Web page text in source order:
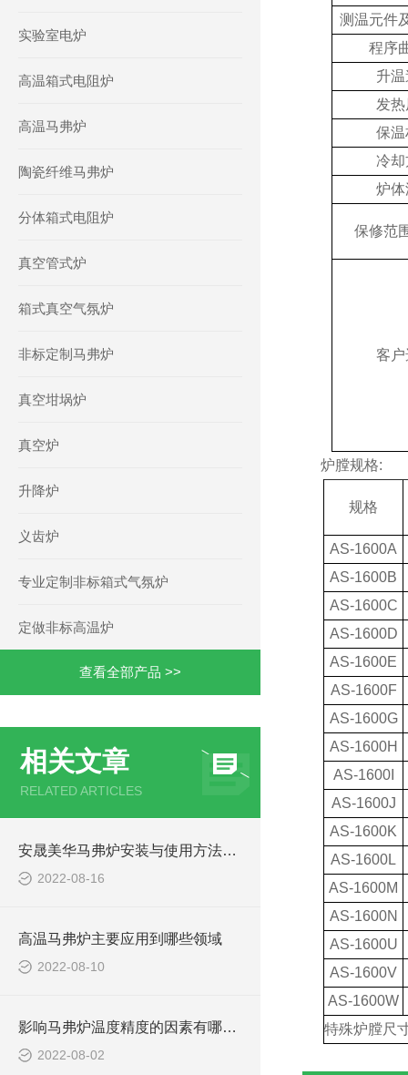
实验室电炉
高温箱式电阻炉
高温马弗炉
陶瓷纤维马弗炉
分体箱式电阻炉
真空管式炉
箱式真空气氛炉
非标定制马弗炉
真空坩埚炉
真空炉
升降炉
义齿炉
专业定制非标箱式气氛炉
定做非标高温炉
查看全部产品 >>
相关文章
RELATED ARTICLES
安晟美华马弗炉安装与使用方法介绍
2022-08-16
高温马弗炉主要应用到哪些领域
2022-08-10
影响马弗炉温度精度的因素有哪些?
2022-08-02
测温元件
程序
升
发
保
冷
炉
保修范
客
炉膛规格:
规格
AS-1600A
AS-1600B
AS-1600C
AS-1600D
AS-1600E
AS-1600F
AS-1600G
AS-1600H
AS-1600I
AS-1600J
AS-1600K
AS-1600L
AS-1600M
AS-1600N
AS-1600U
AS-1600V
AS-1600W
特殊炉膛尺